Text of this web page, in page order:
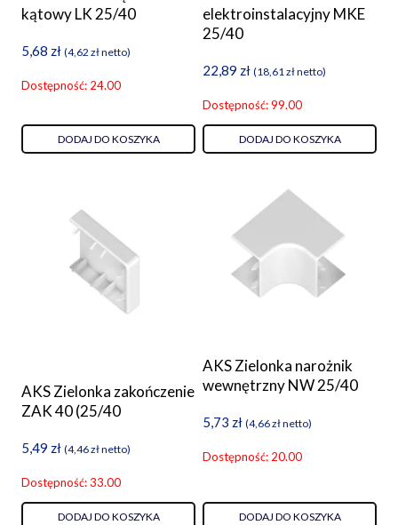
kątowy LK 25/40
5,68 zł (4,62 złnetto)
Dostępność: 24.00
DODAJ DO KOSZYKA
elektroinstalacyjny MKE
25/40
22,89 zł (18,61złnetto)
Dostępność: 99.00
DODAJ DO KOSZYKA
AKS Zielonka zakończenie
ZAK 40 (25/40
5,49 zł (4,46złnetto)
Dostępność: 33.00
DODAJ DO KOSZYKA
AKS Zielonka narożnik
wewnętrzny NW 25/40
5,73 zł (4,66złnetto)
Dostępność: 20.00
DODAJ DO KOSZYKA